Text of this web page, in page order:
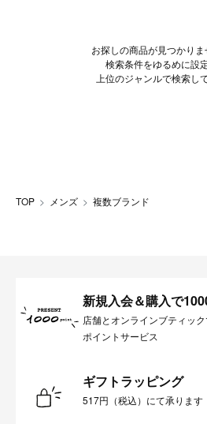
お探しの商品が見つかりま
検索条件をゆるめに設
上位のジャンルで検索し
TOP メンズ 複数ブランド
新規入会＆購入で
店舗とオンラインブティッ
ポイントサービス
ギフトラッピング
517円（税込）にて承ります